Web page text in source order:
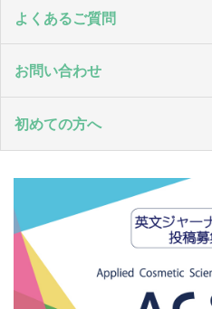
よくあるご質問
お問い合わせ
初めての方へ